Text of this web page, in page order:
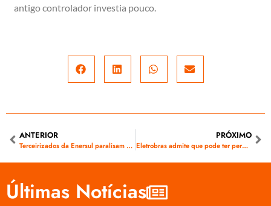
antigo controlador investia pouco.
ANTERIOR
Terceirizados da Enersul paralisam serviços por reajuste salarial
PRÓXIMO
Eletrobras admite que pode ter perdas contábeis maiores
Últimas Notícias